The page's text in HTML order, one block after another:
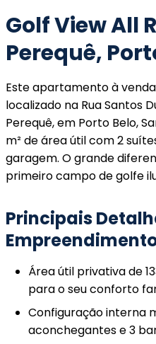
Golf View All
Perequê,
Este apartamento à
localizado na Rua Santos
Perequê, em Porto Belo,
m² de área útil com 2
garagem. O grande
primeiro campo de golfe
Principais
Área útil privativa de
para o seu conforto
Configuração interna
aconchegantes e 3